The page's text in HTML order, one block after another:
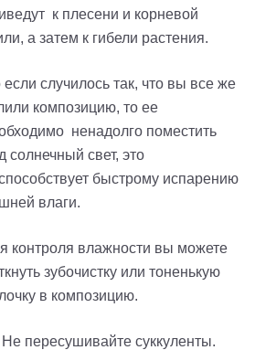
к плесени и корневой
а затем к гибели растения.
если случилось так, что вы все же
композицию, то ее
ненадолго поместить
солнечный свет, это
быстрому испарению
влаги.
контроля влажности вы можете
зубочистку или тоненькую
в композицию.
Не пересушивайте суккуленты.